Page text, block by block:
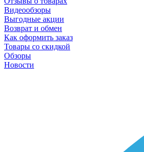
Видеообзоры
Выгодные акции
Возврат и обмен
Как оформить заказ
Товары со скидкой
Обзоры
Новости